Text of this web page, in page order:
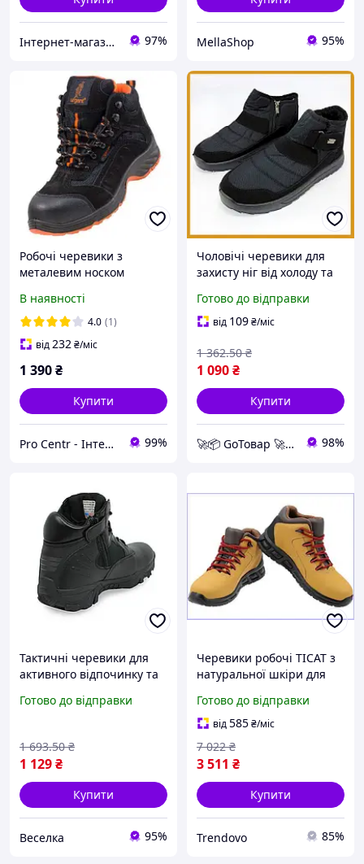
Інтернет-магазин "МаркТех" 97% MellaShop 95%
Робочі черевики з
металевим носком
захисту SB E FO SRA,
робочі захисні черевики
В наявності
4.0 (1)
від232₴/міс
1 390₴
Купити
Pro Centr - Інтернет-магазин спецодягу, спецвзуття та засобів індивідуального захисту 99%
Чоловічі черевики для
захисту ніг від холоду та
хутрі з бічною
блискавкою та липучкою
Готово до відправки
від 109₴/міс
1 090₴
1 362.50 ₴
Купити
🚀📦 GoТовар 🚀📦 мережа інтернет магазинів 98%
Тактичні черевики для
активного відпочинку та
захистом і комфортом
Готово до відправки
1 129₴
1 693.50 ₴
Купити
Веселка 95%
Черевики робочі TICAT з
натуральної шкіри для
проколів і ударів
Готово до відправки
від585₴/міс
3 511 ₴
7 022 ₴
Купити
Trendovo 85%